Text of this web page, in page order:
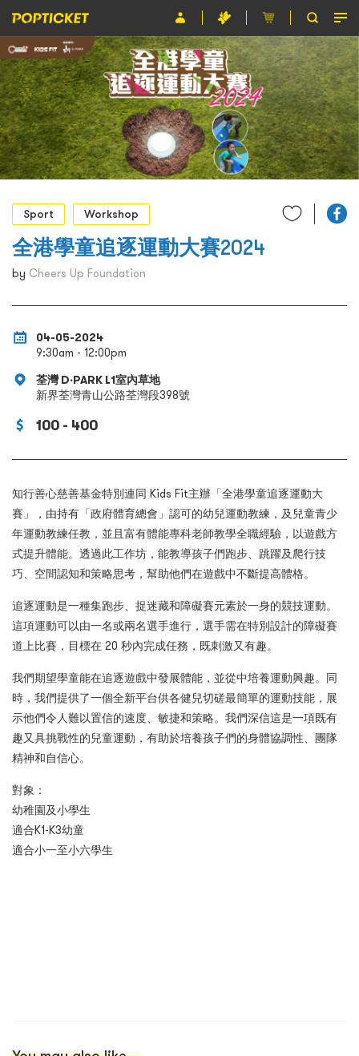
Event
Organiser
About POPTICKET
Terms and Conditions
繁
Sport
Workshop
全港學童追逐運動大賽2024
by Cheers Up Foundation
04-05-2024
9:30am - 12:00pm
荃灣 D‧PARK L1室內草地
新界荃灣青山公路荃灣段398號
100 - 400
知行善心慈善基金特別連同 Kids Fit主辦「全港學童追逐運動大
賽」，由持有「政府體育總會」認可的幼兒運動教練，及兒童青少
年運動教練任教，並且富有體能專科老師教學全職經驗，以遊戲方
式提升體能。透過此工作坊，能教導孩子們跑步、跳躍及爬行技
巧、空間認知和策略思考，幫助他們在遊戲中不斷提高體格。
追逐運動是一種集跑步、捉迷藏和障礙賽元素於一身的競技運動。
這項運動可以由一名或兩名選手進行，選手需在特別設計的障礙賽
道上比賽，目標在 20 秒內完成任務，既刺激又有趣。
我們期望學童能在追逐遊戲中發展體能，並從中培養運動興趣。同
時，我們提供了一個全新平台供各健兒切磋最簡單的運動技能，展
示他們令人難以置信的速度、敏捷和策略。我們深信這是一項既有
趣又具挑戰性的兒童運動，有助於培養孩子們的身體協調性、團隊
精神和自信心。
對象：
幼稚園及小學生
適合K1-K3幼童
適合小一至小六學生